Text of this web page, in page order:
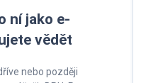
ní jako e-
vědět
nebo později